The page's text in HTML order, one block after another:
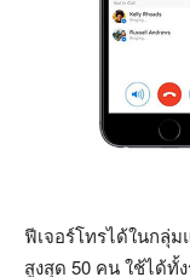
ฟีเจอร์โทรได้ในกลุ่ม
สูงสุด 50 คน ใช้ได้ทั้